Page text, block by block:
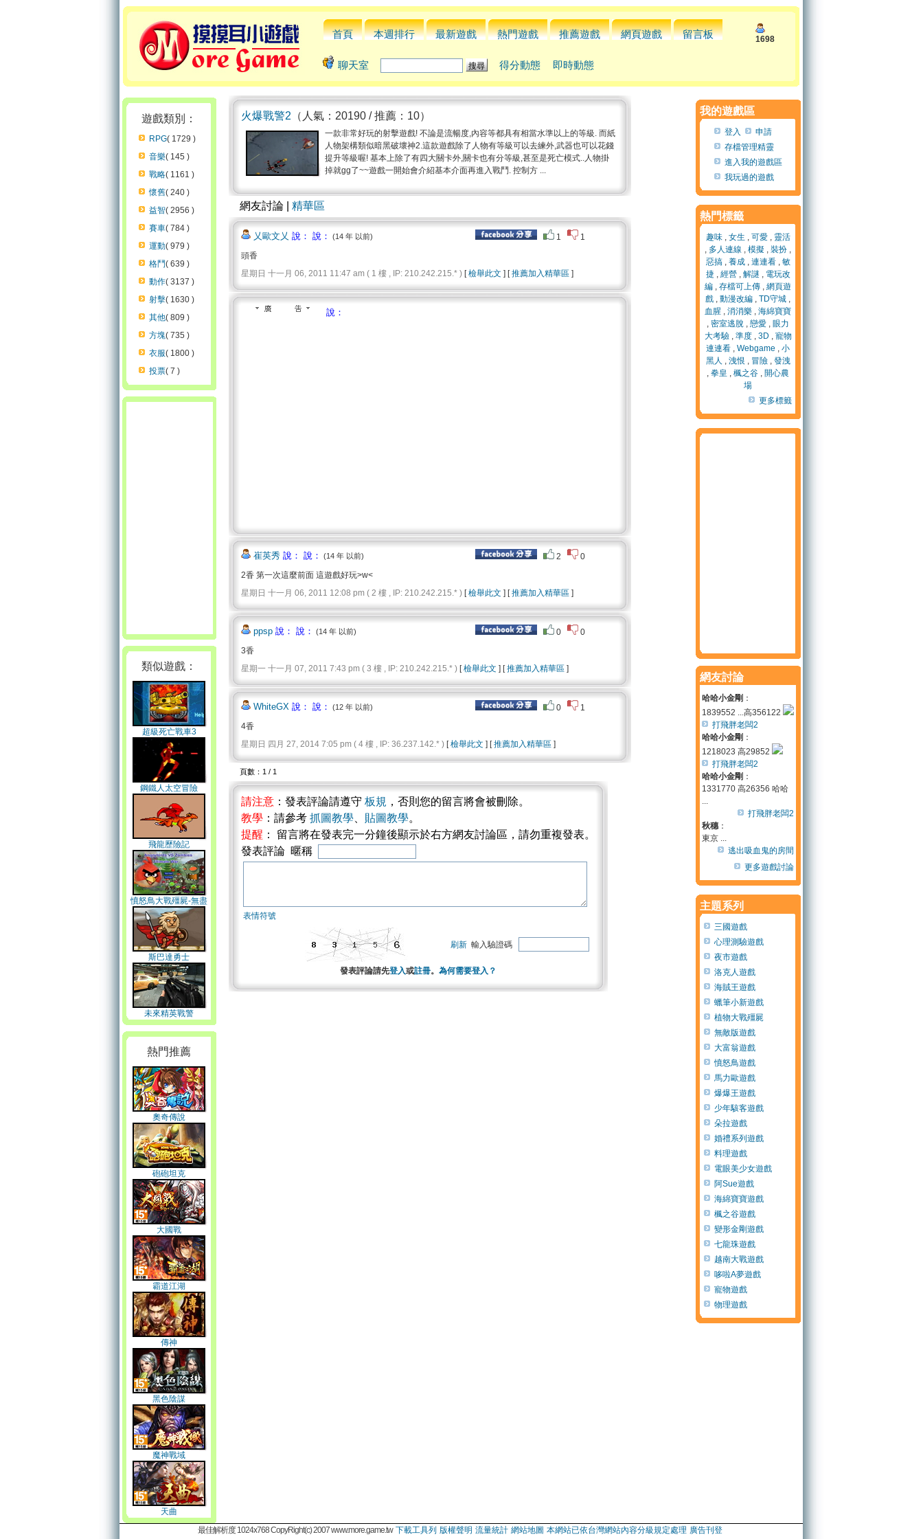
首頁 本週排行 最新遊戲 熱門遊戲 推薦遊戲 網頁遊戲 留言板 1698
聊天室 得分動態 即時動態
遊戲類別：
RPG( 1729 )
音樂( 145 )
戰略( 1161 )
懷舊( 240 )
益智( 2956 )
賽車( 784 )
運動( 979 )
格鬥( 639 )
動作( 3137 )
射擊( 1630 )
其他( 809 )
方塊( 735 )
衣服( 1800 )
投票( 7 )
類似遊戲：
超級死亡戰車3
鋼鐵人太空冒險
飛龍歷險記
憤怒鳥大戰殭屍-無盡
之戰
斯巴達勇士
未來精英戰警
熱門推薦
奧奇傳說
砲砲坦克
大國戰
霸道江湖
傳神
黑色陰謀
魔神戰域
天曲
火爆戰警2 （人氣：20190 / 推薦：10）
一款非常好玩的射擊遊戲! 不論是流暢度,內容等都具有相當水準以上的等級. 而紙
人物架構類似暗黑破壞神2.這款遊戲除了人物有等級可以去練外,武器也可以花錢
提升等級喔! 基本上除了有四大關卡外,關卡也有分等級,甚至是死亡模式..人物掛
掉就gg了~~遊戲一開始會介紹基本介面再進入戰鬥. 控制方 ...
網友討論 | 精華區
乂歐文乂 說： 說： (14 年 以前) 1
1
頭香
星期日 十一月 06, 2011 11:47 am ( 1 樓 , IP: 210.242.215.* ) [檢舉此文 ] [推薦加入精華區 ]
說：
崔英秀 說： 說： (14 年 以前) 2
0
2香 第一次這麼前面 這遊戲好玩>w<
星期日 十一月 06, 2011 12:08 pm ( 2 樓 , IP: 210.242.215.* ) [檢舉此文 ] [推薦加入精華區 ]
ppsp 說： 說： (14 年 以前) 0
0
3香
星期一 十一月 07, 2011 7:43 pm ( 3 樓 , IP: 210.242.215.* ) [檢舉此文 ] [推薦加入精華區 ]
WhiteGX 說： 說： (12 年 以前) 0
1
4香
星期日 四月 27, 2014 7:05 pm ( 4 樓 , IP: 36.237.142.* ) [檢舉此文 ] [推薦加入精華區 ]
頁數：1 / 1
請注意 ：發表評論請遵守 板規 ，否則您的留言將會被刪除。
教學 ：請參考 抓圖教學 貼圖教學。
提醒 ： 留言將在發表完一分鐘後顯示於右方網友討論區，請勿重複發表。
發表評論 暱稱
表情符號
刷新 輸入驗證碼
發表評論請先登入或註冊。 為何需要登入？
我的遊戲區
登入
申請
存檔管理精靈
進入我的遊戲區
我玩過的遊戲
熱門標籤
趣味, 女生 , 可愛, 靈活
, 多人連線 , 模擬 , 裝扮 ,
惡搞, 養成, 連連看, 敏
捷, 經營, 解謎 , 電玩改
編 , 存檔可上傳 , 網頁遊
戲 , 動漫改編 , TD守城 ,
血腥 , 消消樂 , 海綿寶寶
, 密室逃脫 , 戀愛 , 眼力
大考驗, 準度, 3D , 寵物
連連看 , Webgame , 小
黑人 , 洩恨 , 冒險, 發洩
, 拳皇 , 楓之谷 , 開心農
場
更多標籤
網友討論
哈哈小金剛 ：
1839552 ...高356122
打飛胖老闆2
哈哈小金剛 ：
1218023 高29852
打飛胖老闆2
哈哈小金剛 ：
1331770 高26356 哈哈
...
打飛胖老闆2
秋穗：
東京 ...
逃出吸血鬼的房間
更多遊戲討論
主題系列
三國遊戲
心理測驗遊戲
夜市遊戲
洛克人遊戲
海賊王遊戲
蠟筆小新遊戲
植物大戰殭屍
無敵版遊戲
大富翁遊戲
憤怒鳥遊戲
馬力歐遊戲
爆爆王遊戲
少年駭客遊戲
朵拉遊戲
婚禮系列遊戲
料理遊戲
電眼美少女遊戲
阿Sue遊戲
海綿寶寶遊戲
楓之谷遊戲
變形金剛遊戲
七龍珠遊戲
越南大戰遊戲
哆啦A夢遊戲
寵物遊戲
物理遊戲
最佳解析度 1024x768 CopyRight(c) 2007 www.more.game.tw 下載工具列 版權聲明 流量統計 網站地圖 本網站已依台灣網站內容分級規定處理 廣告刊登